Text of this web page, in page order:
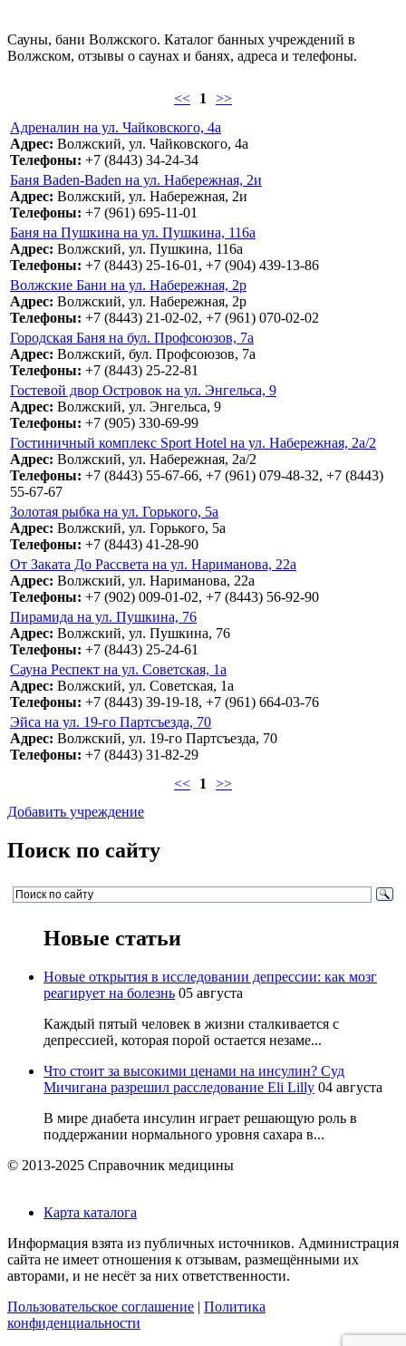
Сауны, бани Волжского. Каталог банных учреждений в
Волжском, отзывы о саунах и банях, адреса и телефоны.
<< 1 >>
Адреналин на ул. Чайковского, 4а
Адрес: Волжский, ул. Чайковского, 4а
Телефоны: +7 (8443) 34-24-34
Баня Baden-Baden на ул. Набережная, 2и
Адрес: Волжский, ул. Набережная, 2и
Телефоны: +7 (961) 695-11-01
Баня на Пушкина на ул. Пушкина, 116а
Адрес: Волжский, ул. Пушкина, 116а
Телефоны: +7 (8443) 25-16-01, +7 (904) 439-13-86
Волжские Бани на ул. Набережная, 2р
Адрес: Волжский, ул. Набережная, 2р
Телефоны: +7 (8443) 21-02-02, +7 (961) 070-02-02
Городская Баня на бул. Профсоюзов, 7а
Адрес: Волжский, бул. Профсоюзов, 7а
Телефоны: +7 (8443) 25-22-81
Гостевой двор Островок на ул. Энгельса, 9
Адрес: Волжский, ул. Энгельса, 9
Телефоны: +7 (905) 330-69-99
Гостиничный комплекс Sport Hotel на ул. Набережная, 2а/2
Адрес: Волжский, ул. Набережная, 2а/2
Телефоны: +7 (8443) 55-67-66, +7 (961) 079-48-32, +7 (8443)
55-67-67
Золотая рыбка на ул. Горького, 5а
Адрес: Волжский, ул. Горького, 5а
Телефоны: +7 (8443) 41-28-90
От Заката До Рассвета на ул. Нариманова, 22а
Адрес: Волжский, ул. Нариманова, 22а
Телефоны: +7 (902) 009-01-02, +7 (8443) 56-92-90
Пирамида на ул. Пушкина, 76
Адрес: Волжский, ул. Пушкина, 76
Телефоны: +7 (8443) 25-24-61
Сауна Респект на ул. Советская, 1а
Адрес: Волжский, ул. Советская, 1а
Телефоны: +7 (8443) 39-19-18, +7 (961) 664-03-76
Эйса на ул. 19-го Партсъезда, 70
Адрес: Волжский, ул. 19-го Партсъезда, 70
Телефоны: +7 (8443) 31-82-29
<<
1 >>
Добавить учреждение
Поиск по сайту
Новые статьи
Новые открытия в исследовании депрессии: как мозг
реагирует на болезнь 05 августа
Каждый пятый человек в жизни сталкивается с
депрессией, которая порой остается незаме...
Что стоит за высокими ценами на инсулин? Суд
Мичигана разрешил расследование Eli Lilly 04 августа
В мире диабета инсулин играет решающую роль в
поддержании нормального уровня сахара в...
© 2013-2025 Справочник медицины
Карта каталога
Информация взята из публичных источников. Администрация
сайта не имеет отношения к отзывам, размещёнными их
авторами, и не несёт за них ответственности.
Пользовательское соглашение | Политика
конфиденциальности